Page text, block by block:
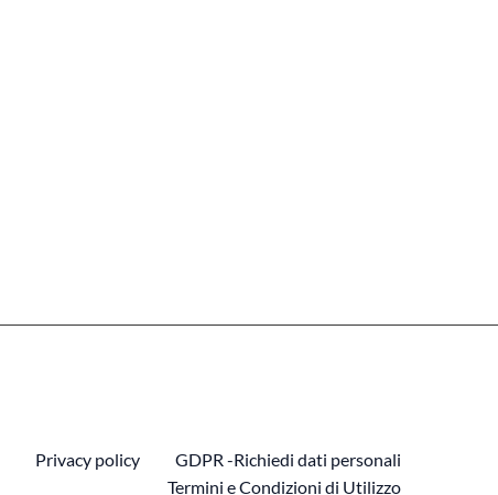
Privacy policy
GDPR -Richiedi dati personali
Termini e Condizioni di Utilizzo